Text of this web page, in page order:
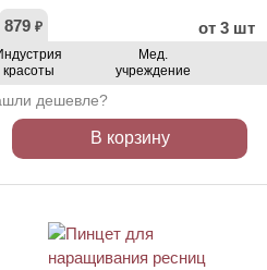
879 ₽ от 3 шт
красоты
Мед.
учреждение
дешевле?
В корзину